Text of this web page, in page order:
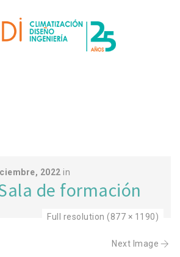
2022 in
de formación
Full resolution (877 × 1190)
Next Image